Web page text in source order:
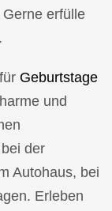
erfülle
Geburtstage
und
der
Autohaus, bei
Erleben